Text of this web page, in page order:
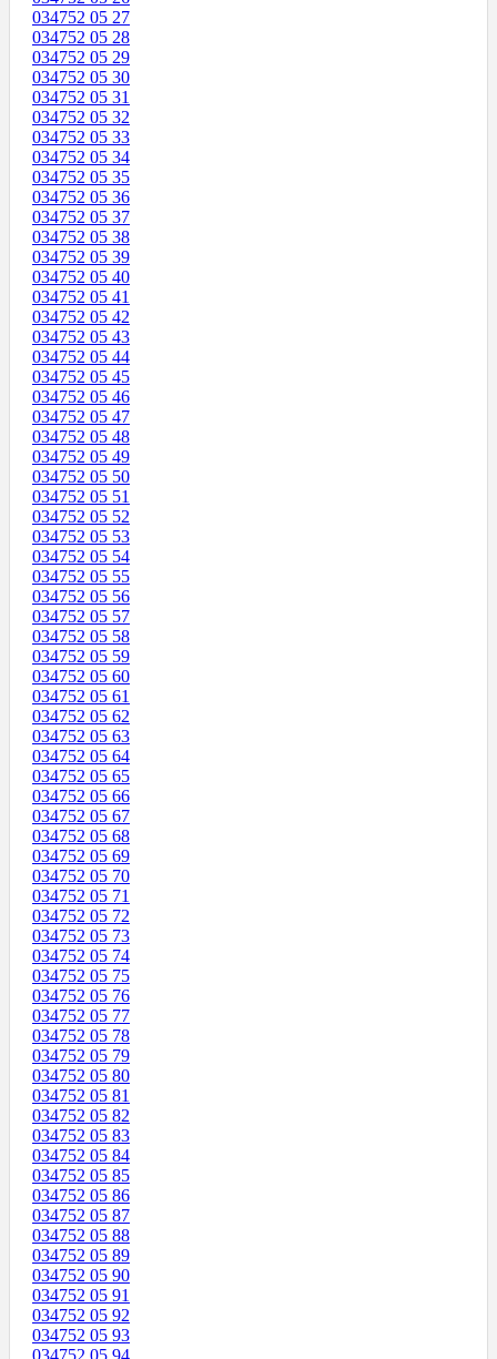
034752 05 27
034752 05 28
034752 05 29
034752 05 30
034752 05 31
034752 05 32
034752 05 33
034752 05 34
034752 05 35
034752 05 36
034752 05 37
034752 05 38
034752 05 39
034752 05 40
034752 05 41
034752 05 42
034752 05 43
034752 05 44
034752 05 45
034752 05 46
034752 05 47
034752 05 48
034752 05 49
034752 05 50
034752 05 51
034752 05 52
034752 05 53
034752 05 54
034752 05 55
034752 05 56
034752 05 57
034752 05 58
034752 05 59
034752 05 60
034752 05 61
034752 05 62
034752 05 63
034752 05 64
034752 05 65
034752 05 66
034752 05 67
034752 05 68
034752 05 69
034752 05 70
034752 05 71
034752 05 72
034752 05 73
034752 05 74
034752 05 75
034752 05 76
034752 05 77
034752 05 78
034752 05 79
034752 05 80
034752 05 81
034752 05 82
034752 05 83
034752 05 84
034752 05 85
034752 05 86
034752 05 87
034752 05 88
034752 05 89
034752 05 90
034752 05 91
034752 05 92
034752 05 93
034752 05 94